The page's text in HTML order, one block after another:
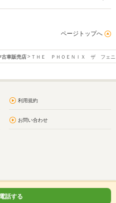
ページトップへ
古車販売店 ＴＨＥ ＰＨＯＥＮＩＸ ザ フェニ
利用規約
お問い合わせ
電話する